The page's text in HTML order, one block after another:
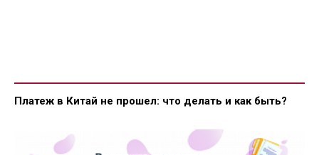
Платеж в Китай не прошел: что делать и как быть?